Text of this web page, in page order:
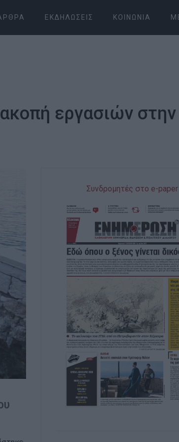
ΕΚΔΗΛΏΣΕΙΣ ΚΟΙΝΩΝΊΑ
εργασιών στην
Συνδρομητές στο e-paper